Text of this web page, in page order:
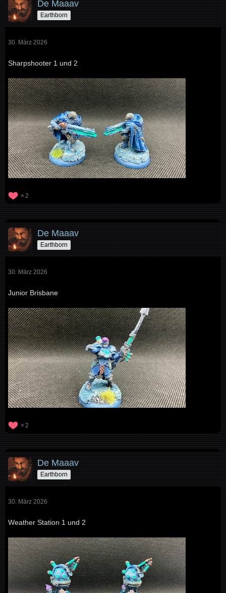
De Maaav
Earthborn
30. März 2026
Sharpshooter 1 und 2
2
De Maaav
Earthborn
30. März 2026
Junior Brisbane
2
De Maaav
Earthborn
30. März 2026
Weather Station 1 und 2